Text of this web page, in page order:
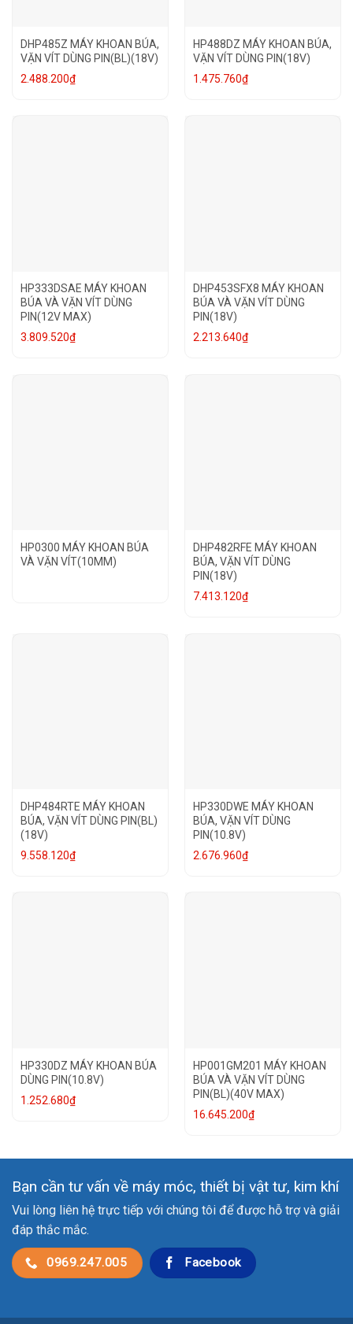
DHP485Z MÁY KHOAN BÚA,
VẶN VÍT DÙNG PIN(BL)(18V)
2.488.200₫
HP488DZ MÁY KHOAN BÚA,
VẶN VÍT DÙNG PIN(18V)
1.475.760₫
HP333DSAE MÁY KHOAN
BÚA VÀ VẶN VÍT DÙNG
PIN(12V MAX)
3.809.520₫
DHP453SFX8 MÁY KHOAN
BÚA VÀ VẶN VÍT DÙNG
PIN(18V)
2.213.640₫
HP0300 MÁY KHOAN BÚA
VÀ VẶN VÍT(10MM)
DHP482RFE MÁY KHOAN
BÚA, VẶN VÍT DÙNG
PIN(18V)
7.413.120₫
DHP484RTE MÁY KHOAN
BÚA, VẶN VÍT DÙNG PIN(BL)
(18V)
9.558.120₫
HP330DWE MÁY KHOAN
BÚA, VẶN VÍT DÙNG
PIN(10.8V)
2.676.960₫
HP330DZ MÁY KHOAN BÚA
DÙNG PIN(10.8V)
1.252.680₫
HP001GM201 MÁY KHOAN
BÚA VÀ VẶN VÍT DÙNG
PIN(BL)(40V MAX)
16.645.200₫
Bạn cần tư vấn về máy móc, thiết bị vật tư, kim khí
Vui lòng liên hệ trực tiếp với chúng tôi để được hỗ trợ và giải
đáp thắc mắc.
0969.247.005 Facebook